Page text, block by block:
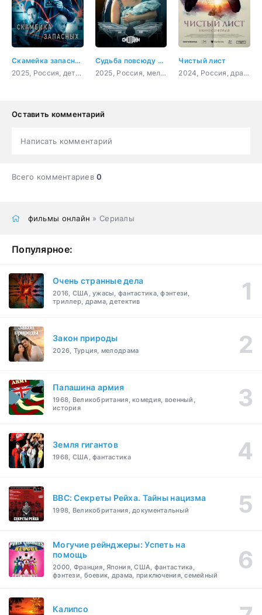
Скамейка запасных
2025, Россия, детектив
Судьба повсюду встретится
2025, Россия, мелодрама
Чистый лист
2024, Россия, драма
Оставить комментарий
Написать комментарий
Всего комментариев0
фильмы онлайн » Сериалы
Популярное:
Очень странные дела
2016, США, ужасы, фантастика, фэнтези,
триллер, драма, детектив
Закон природы
2026, Турция, мелодрама
Папашина армия
1968, Великобритания, комедия, военный,
история
Земля гигантов
1968, США, фантастика
BBC: Секреты Рейха. Тайны нацизма
1998, Великобритания, документальный
Могучие рейнджеры: Успеть на
помощь
2000, Франция, Япония, США, фантастика,
фэнтези, боевик, драма, приключения, семейный
Калипсо